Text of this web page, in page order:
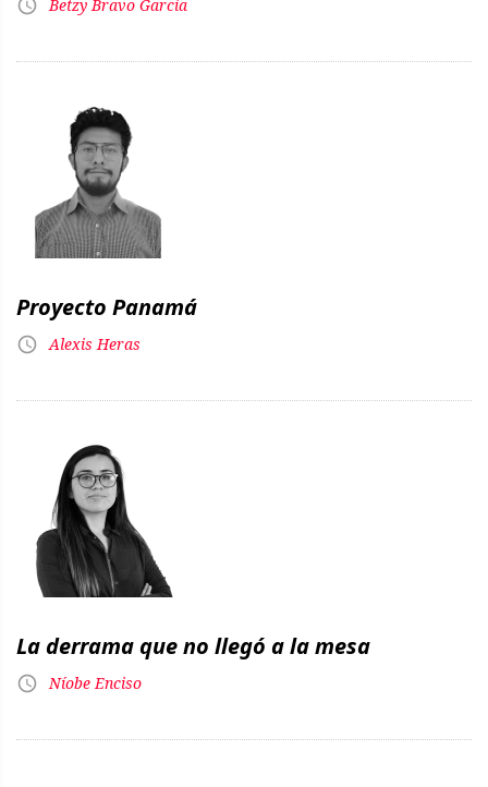
Betzy Bravo García
Proyecto Panamá
Alexis Heras
La derrama que no llegó a la mesa
Níobe Enciso